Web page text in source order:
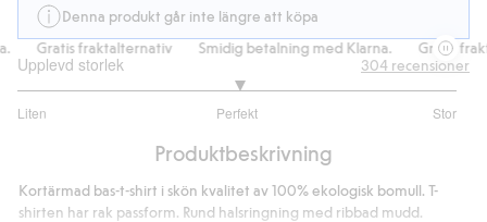
Denna produkt går inte längre att köpa
Gratis fraktalternativ
Smidig betalning med Klarna. Gratis
Upplevd storlek
Liten Perfekt Stor
utav
206
betyg
304 recensioner
Produktbeskrivning
Kortärmad bas-t-shirt i skön kvalitet av 100% ekologisk bomull. T-
shirten har rak passform. Rund halsringning med ribbad mudd.